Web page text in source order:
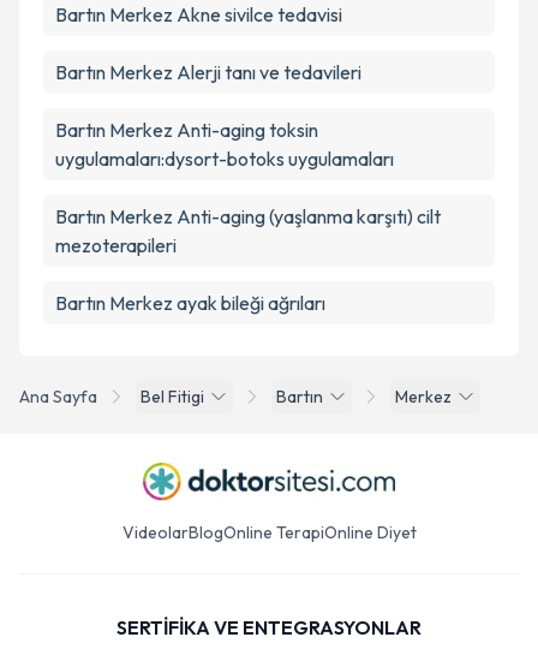
Ana Sayfa Bel Fitigi Bartın Merkez
Bartın Merkez Akne sivilce tedavisi
Bartın Merkez Alerji tanı ve tedavileri
Bartın Merkez Anti-aging toksin
uygulamaları:dysort-botoks uygulamaları
Bartın Merkez Anti-aging (yaşlanma karşıtı) cilt
mezoterapileri
Bartın Merkez ayak bileği ağrıları
VideolarBlogOnline TerapiOnline Diyet
SERTİFİKA VE ENTEGRASYONLAR